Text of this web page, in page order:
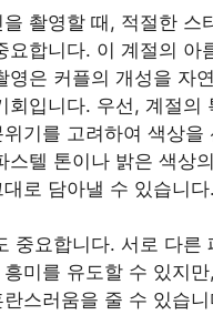
촬영할 때, 적절한 스
요합니다. 이 계절의 아
영은 커플의 개성을 자
회입니다. 우선, 계절의
기를 고려하여 색상을
스텔 톤이나 밝은 색상
로 담아낼 수 있습니다.
중요합니다. 서로 다른
미를 유도할 수 있지
스러움을 줄 수 있습